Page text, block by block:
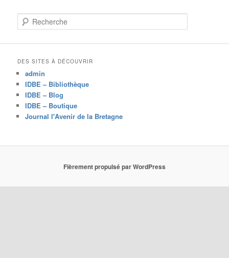
e
c
h
e
DES SITES À DÉCOUVRIR
admin
IDBE – Bibliothèque
IDBE – Blog
IDBE – Boutique
Journal l'Avenir de la Bretagne
Fièrement propulsé par WordPress